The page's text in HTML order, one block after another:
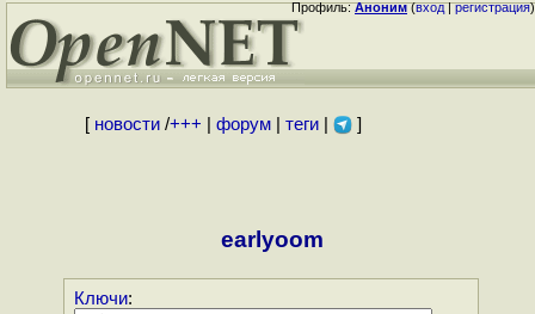
Профиль:Аноним(вход|регистрация)
[ новости/+++ форум| теги| ]
earlyoom
Ключи: